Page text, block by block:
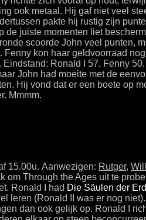
ook metaal. Hij gaf niet veel
pakte hij rustig zijn
de juiste momenten liet
scoorde John veel punten,
kon haar geldvoorraad
Ronald I 57, Fenny
John had moeite met de
Hij vond dat er een boete op
Mmmm.
15.00u. Aanwezigen: Rutger,
om Through the Ages uit te
Ronald I had Die Säulen der
leren (Ronald II was er nog
dan ook gelijk op. Ronald I